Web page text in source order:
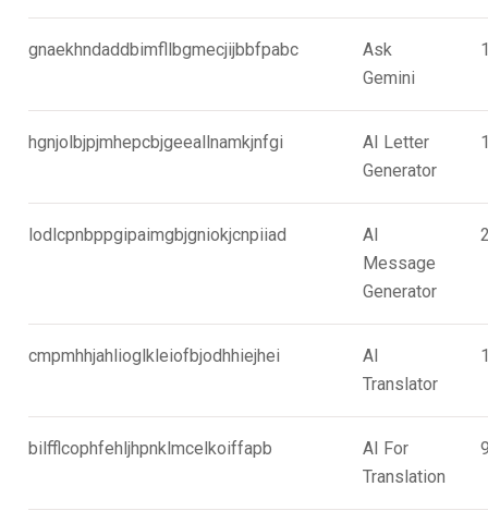
gnaekhndaddbimfllbgmecjijbbfpabc
Ask
Gemini
hgnjolbjpjmhepcbjgeeallnamkjnfgi
AI Letter
Generator
lodlcpnbppgipaimgbjgniokjcnpiiad
AI
Message
Generator
cmpmhhjahlioglkleiofbjodhhiejhei
AI
Translator
bilfflcophfehljhpnklmcelkoiffapb
AI For
Translation